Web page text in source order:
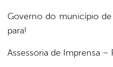
Governo do município
para!
Assessoria de Imprensa –